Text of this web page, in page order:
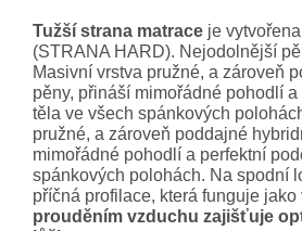
Tužší strana matrace je
(STRANA HARD). Nejodolnější
Masivní vrstva pružné, a zároveň
pěny, přináší mimořádné pohodlí
těla ve všech spánkových
pružné, a zároveň poddajné
mimořádné pohodlí a perfektní
spánkových polohách. Na spodní
příčná profilace, která funguje jako
prouděním vzduchu zajišťuje